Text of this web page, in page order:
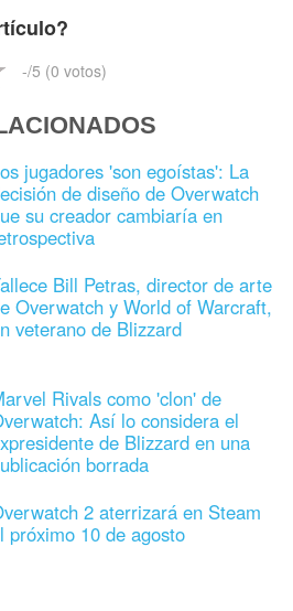
-/5 (0 votos)
jugadores 'son egoístas': La
de diseño de Overwatch
su creador cambiaría en
Bill Petras, director de arte
Overwatch y World of Warcraft,
veterano de Blizzard
Rivals como 'clon' de
Así lo considera el
de Blizzard en una
borrada
2 aterrizará en Steam
próximo 10 de agosto